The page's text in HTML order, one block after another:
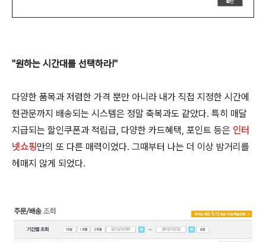
"원하는 시간대를 선택하라!"
다양한 품목과 저렴한 가격 뿐만 아니라 내가 직접 지정한 시간에
현관문까지 배송되는 시스템은 정말 축복과도 같았다. 특히 매달
지급되는 할인쿠폰과 적립급, 다양한 카드혜택, 포인트 등은 인터
넷쇼핑만의 또 다른 매력이었다. 그때부터 나는 더 이상 밤거리를
헤매지 않게 되었다.